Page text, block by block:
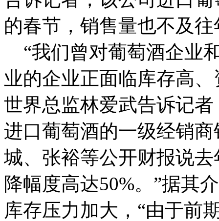
的春节，销售量也不及往
“我们曾对葡萄酒企业
业的企业正面临库存高
世界总监林爱武告诉记
进口葡萄酒的一级经销
城、张裕等公开财报说
降幅度高达50%。”据其
库存压力加大，“由于前